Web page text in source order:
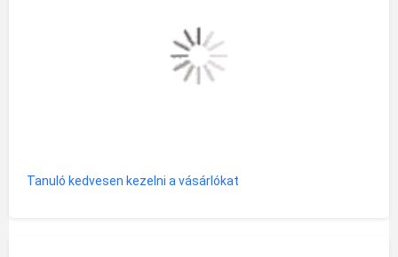
Tanuló kedvesen kezelni a vásárlókat